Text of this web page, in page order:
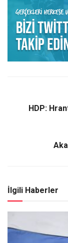
HDP:
İlgili Haberler